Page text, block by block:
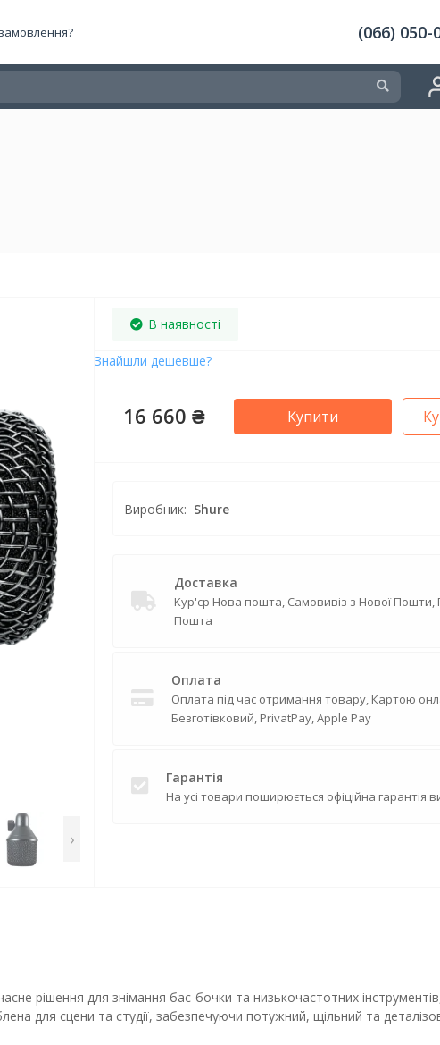
(066) 050-
›
В наявності
Знайшли дешевше?
16 660 ₴ Купити
Виробник: Shure
Доставка
Кур'єр Нова пошта, Самовивіз з Нової
Пошта
Оплата
Оплата під час отримання товару, Картою
Безготівковий, PrivatPay, Apple Pay
Гарантія
На усі товари поширюється офіційна гарантія
рішення для знімання бас-бочки та низькочастотних
для сцени та студії, забезпечуючи потужний, щільний та